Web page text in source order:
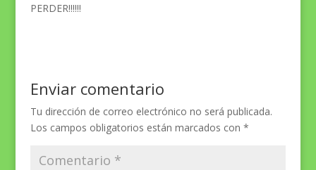
PERDER!!!!!!
Enviar comentario
Tu dirección de correo electrónico no será publicada.
Los campos obligatorios están marcados con *